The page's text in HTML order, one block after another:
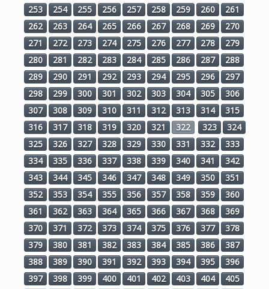
253
254 255 256 257 258 259 260
261
262
263 264 265 266 267 268 269
270
271
272 273 274 275 276 277 278
279
280
281 282 283 284 285 286 287
288
289
290 291 292 293 294 295 296
297
298
299 300 301 302 303 304 305
306
307
308 309 310 311 312 313 314
315
316
317 318 319 320 321 322 323
324
325
326 327 328 329 330 331 332
333
334
335 336 337 338 339 340 341
342
343
344 345 346 347 348 349 350
351
352
353 354 355 356 357 358 359
360
361
362 363 364 365 366 367 368
369
370
371 372 373 374 375 376 377
378
379
380 381 382 383 384 385 386
387
388
389 390 391 392 393 394 395
396
397
398 399 400 401 402 403 404
405